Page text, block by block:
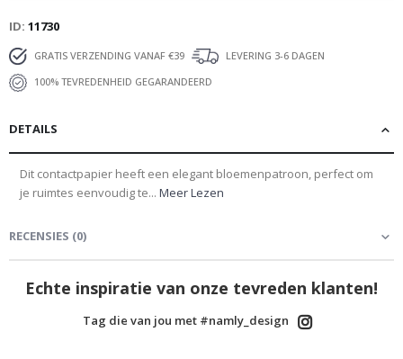
ID 11730
GRATIS VERZENDING VANAF €39
LEVERING 3-6 DAGEN
100% TEVREDENHEID GEGARANDEERD
DETAILS
Dit contactpapier heeft een elegant bloemenpatroon, perfect om
je ruimtes eenvoudig te... Meer Lezen
RECENSIES (0)
Echte inspiratie van onze tevreden klanten!
Tag die van jou met #namly_design